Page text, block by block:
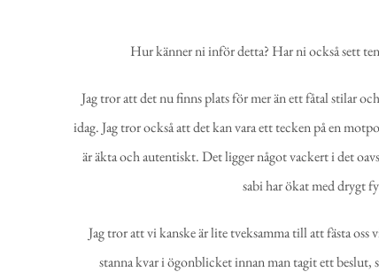
Hur känner ni inför detta? Har ni också sett
Jag tror att det nu finns plats för mer än ett fåtal stilar
idag. Jag tror också att det kan vara ett tecken på en
är äkta och autentiskt. Det ligger något vackert i det
sabi har ökat med drygt
Jag tror att vi kanske är lite tveksamma till att fästa
stanna kvar i ögonblicket innan man tagit ett